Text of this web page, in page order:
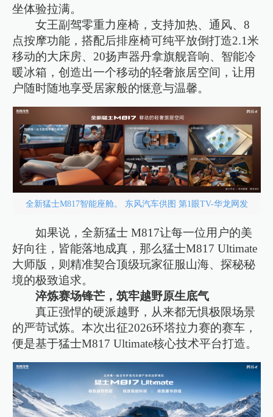
坐体验拉满。
女王副驾零重力座椅，支持加热、通风、8
点按摩功能，搭配后排座椅可纯平放倒打造2.1米
移动的大床房、20扬声器丹拿旗舰音响、智能冷
暖冰箱，创造出一个移动的轻奢旅居空间，让用
户随时随地享受居家般的惬意与温馨。
全新猛士M817智能座舱。 东风汽车供图 第1眼TV-华龙网发
如果说，全新猛士 M817让每一位用户的美
好向往，皆能落地成真，那么猛士M817 Ultimate
大师版，则精准契合顶级玩家征服山海、探秘秘
境的极致追求。
淬炼赛场锋芒，筑牢越野原生底气
真正强悍的硬派越野，从来都无惧极限场景
的严苛试炼。本次出征2026环塔拉力赛的赛车，
便是基于猛士M817 Ultimate核心技术平台打造。